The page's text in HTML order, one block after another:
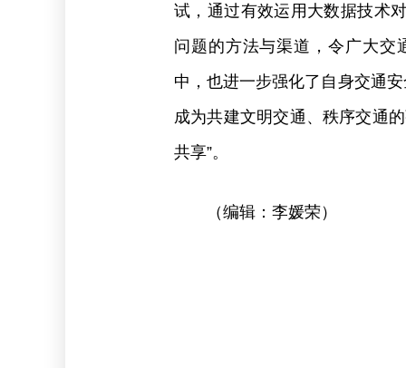
试，通过有效运用大数据技术
问题的方法与渠道，令广大交
中，也进一步强化了自身交通
成为共建文明交通、秩序交通
共享”。
（编辑：李媛荣）